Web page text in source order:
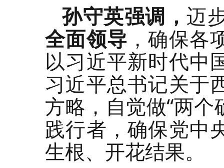
孙守英强调，迈
全面领导 ，确保
以习近平新时代中
习近平总书记关于
方略，自觉做“两个
践行者，确保党中
生根、开花结果。